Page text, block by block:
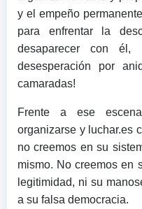
y el empeño
para enfrentar la
desaparecer con
desesperación por
camaradas!
Frente a ese
organizarse y luchar.es
no creemos en su
mismo. No creemos en
legitimidad, ni su
a su falsa democracia.